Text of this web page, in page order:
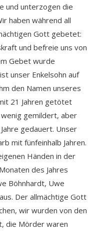
und unterzogen die
haben während all
Gott gebetet:
und befreie uns von
Gebet wurde
unser Enkelsohn auf
den Namen unseres
21 Jahren getötet
gemildert, aber
gedauert. Unser
mit fünfeinhalb Jahren.
Händen in der
des Jahres
Böhnhardt, Uwe
Der allmächtige Gott
wir wurden von den
die Mörder waren